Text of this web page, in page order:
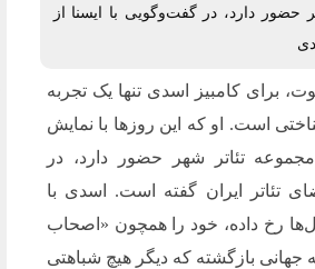
دارد، در گفت‌وگویی با ایسنا از
برای کامبیز اسدی تنها یک تجربه
است. او که این روزها با نمایش
تئاتر شهر حضور دارد، در
تئاتر ایران گفته است. اسدی با
رخ داده، خود را همچون «اصحاب
بازگشته که دیگر هیچ شباهتی